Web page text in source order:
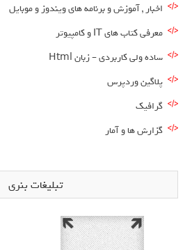
اخبار , آموزش و برنامه های ویندوز و موبایل
معرفی کتاب های IT و کامپیوتر
ساده ولی کاربردی – زبان Html
پلاگین وردپرس
گرافیک
گزارش ها و آمار
تبلیغات بنری